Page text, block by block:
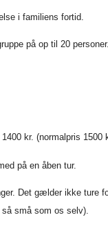
i familiens fortid.
på op til 20 personer.
kr. (normalpris 1500
på en åben tur.
Det gælder ikke ture
så små som os selv).